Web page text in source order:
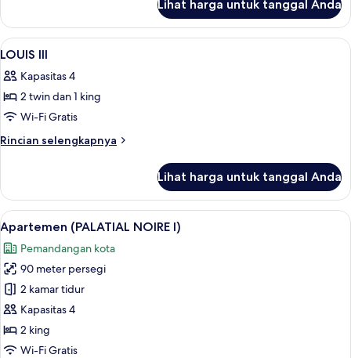
LOUIS
Lihat harga untuk tanggal Anda
Lihat
semua
foto
untuk
LOUIS
III
Seprai premium, bantalan ekstra
9
LOUIS III
Kapasitas 4
2 twin dan 1 king
Wi-Fi Gratis
Rincian selengkapnya
Rincian
LOUIS
III
Lihat harga untuk tanggal Anda
Lihat
semua
foto
untuk
Apartemen
(PALATIAL
NOIRE
I)
Apartemen (PALATIAL NOIRE I) |
12
Apartemen (PALATIAL NOIRE I)
Pemandangan kota
90 meter persegi
2 kamar tidur
Kapasitas 4
2 king
Wi-Fi Gratis